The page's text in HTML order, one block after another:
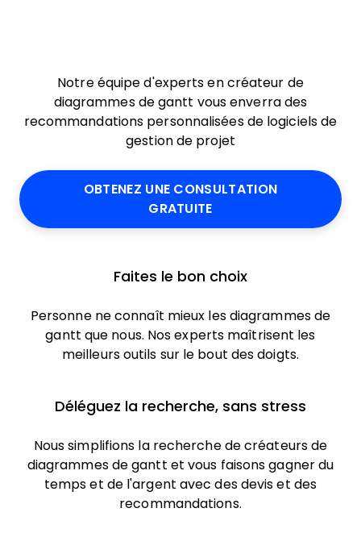
Notre équipe d'experts en créateur de
diagrammes de gantt vous enverra des
recommandations personnalisées de logiciels de
gestion de projet
OBTENEZ UNE CONSULTATION
GRATUITE
Faites le bon choix
Personne ne connaît mieux les diagrammes de
gantt que nous. Nos experts maîtrisent les
meilleurs outils sur le bout des doigts.
Déléguez la recherche, sans stress
Nous simplifions la recherche de créateurs de
diagrammes de gantt et vous faisons gagner du
temps et de l'argent avec des devis et des
recommandations.